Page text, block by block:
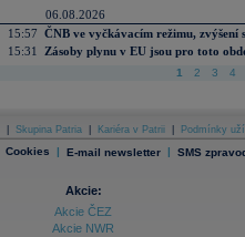
06.08.2026
15:57 ČNB ve vyčkávacím režimu, zvýšení
15:31
Zásoby plynu v EU jsou pro toto
1 2 3 4
Skupina Patria Kariéra v Patrii Podmínky
Cookies | E-mail newsletter | SMS
Akcie:
Akcie ČEZ
Akcie NWR